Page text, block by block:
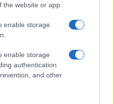
the website or app.
enable storage
enable storage
authentication
and other